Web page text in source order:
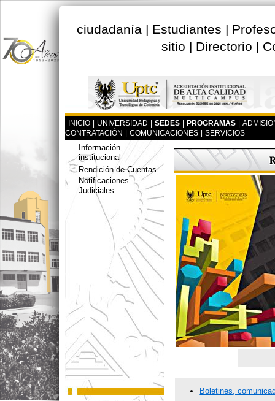
ciudadanía | Estudiantes |
sitio | Directorio |
INICIO UNIVERSIDAD SEDES PROGRAMAS
CONTRATACIÓN
COMUNICACIONES SERVICIOS
Información
institucional
Rendición de Cuentas
Notificaciones
Judiciales
Boletines,